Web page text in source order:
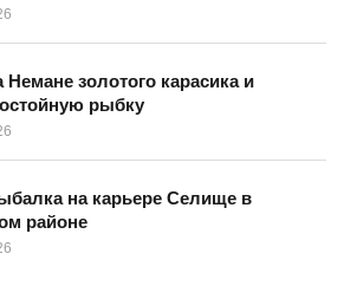
золотого карасика и
рыбку
на карьере Селище в
районе